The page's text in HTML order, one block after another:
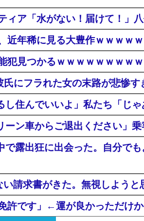
ィア「水がない！届けて！」
近年稀に見る大豊作ｗｗｗｗｗ
犯見つかるｗｗｗｗｗｗｗｗ
氏にフラれた女の末路が悲惨す
し住んでいいよ」私たち「じ
ーン車からご退出ください」
で露出狂に出会った。自分で
い請求書がきた。無視しよう
許です」←運が良かっただけ